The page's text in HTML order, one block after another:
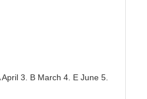
3. B March 4. E June 5.